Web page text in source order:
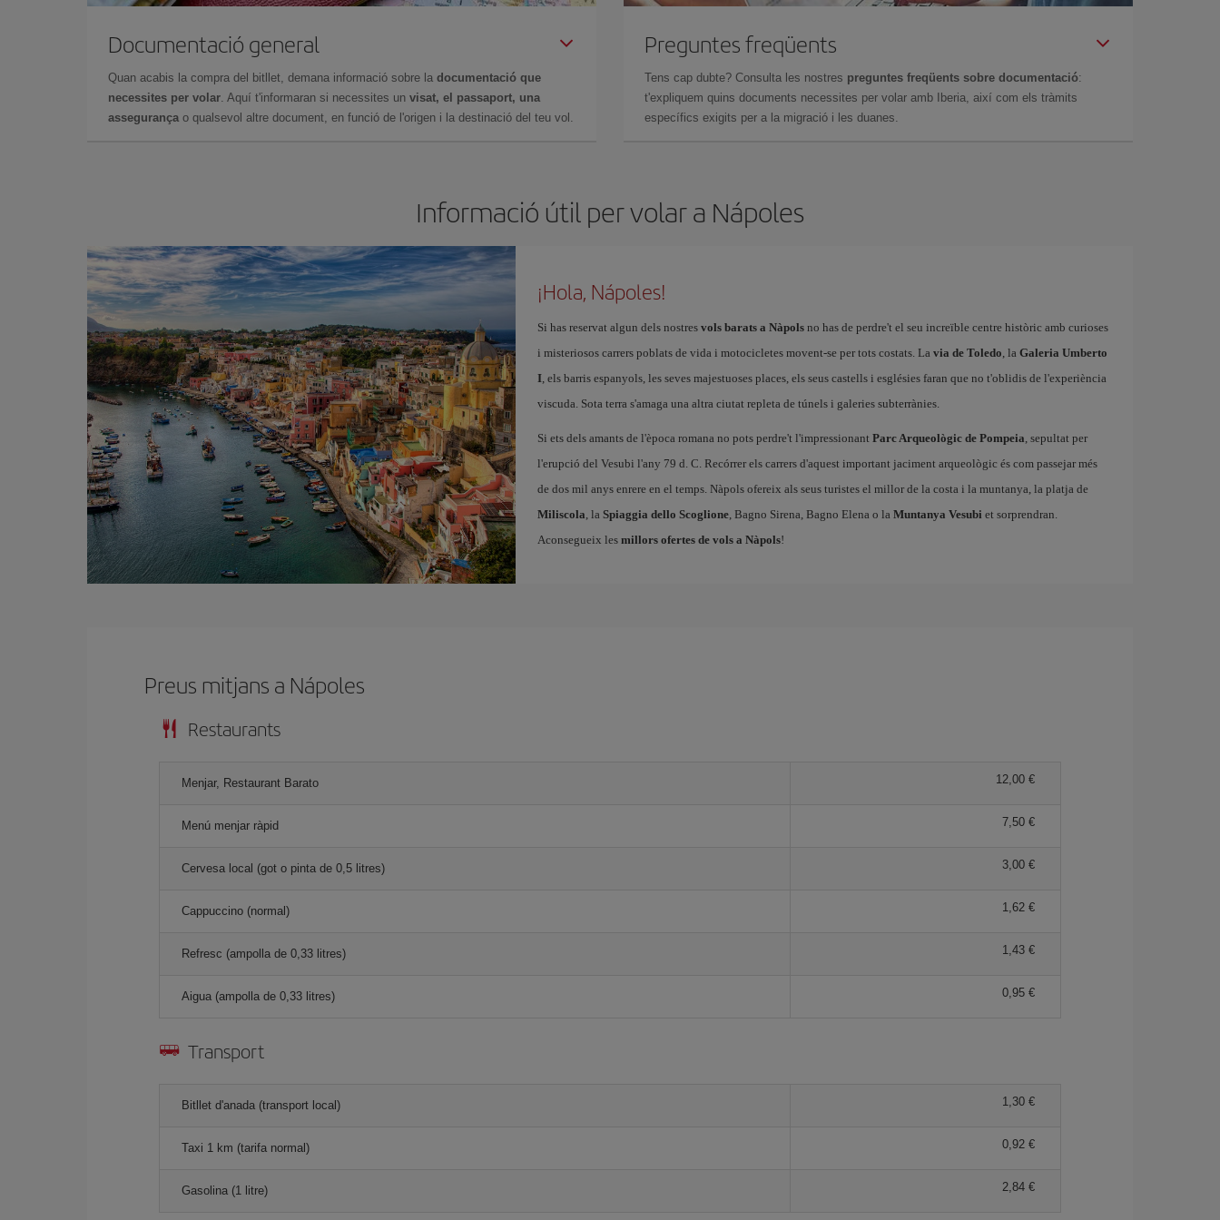
Documentació general
Quan acabis la compra del bitllet, demana informació sobre la documentació que
necessites per volar. Aquí t'informaran si necessites un visat, el passaport, una
assegurança o qualsevol altre document, en funció de l'origen i la destinació del teu vol.
Preguntes freqüents
Tens cap dubte? Consulta les nostres preguntes freqüents sobre documentació:
t'expliquem quins documents necessites per volar amb Iberia, així com els tràmits
específics exigits per a la migració i les duanes.
Informació útil per volar a Nápoles
¡Hola, Nápoles!
Si has reservat algun dels nostres vols barats a Nàpolsno has de perdre't el seu increïble centre històric amb curioses
i misteriosos carrers poblats de vida i motocicletes movent-se per tots costats. La via de Toledo, la Galeria Umberto
I, els barris espanyols, les seves majestuoses places, els seus castells i esglésies faran que no t'oblidis de l'experiència
viscuda. Sota terra s'amaga una altra ciutat repleta de túnels i galeries subterrànies.
Si ets dels amants de l'època romana no pots perdre't l'impressionant Parc Arqueològic de Pompeia, sepultat per
l'erupció del Vesubi l'any 79 d. C. Recórrer els carrers d'aquest important jaciment arqueològic és com passejar més
de dos mil anys enrere en el temps. Nàpols ofereix als seus turistes el millor de la costa i la muntanya, la platja de
Miliscola, la Spiaggia dello Scoglione, Bagno Sirena, Bagno Elena o la Muntanya Vesubi et sorprendran.
Aconsegueix les millors ofertes de vols a Nàpols!
Preus mitjans a Nápoles
Restaurants
Menjar, Restaurant Barato 12,00
Menú menjar ràpid 7,50
Cervesa local (got o pinta de 0,5 litres) 3,00
Cappuccino (normal) 1,62
Refresc (ampolla de 0,33 litres) 1,43
Aigua (ampolla de 0,33 litres) 0,95
Transport
Bitllet d'anada (transport local) 1,30
Taxi 1 km (tarifa normal) 0,92
Gasolina (1 litre) 2,84